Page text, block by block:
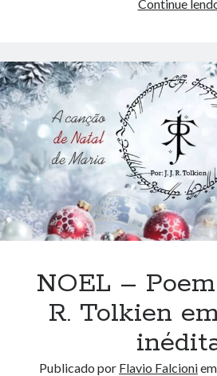
Continue
NOEL –
R. Tolkien
Publicado por Flavio Falcioniem